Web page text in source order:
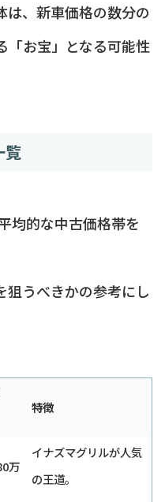
は、新車価格の数分の
「お宝」となる可能性
覧
均的な中古価格帯を
狙うべきかの参考にし
特徴
万
イナズマグリルが人気
の王道。